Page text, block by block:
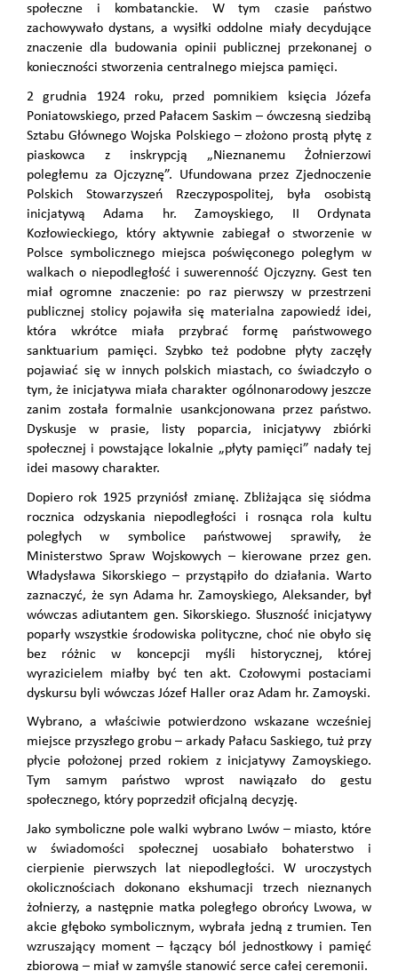
społeczne i kombatanckie. W tym czasie państwo
zachowywało dystans, a wysiłki oddolne miały decydujące
znaczenie dla budowania opinii publicznej przekonanej o
konieczności stworzenia centralnego miejsca pamięci.
2 grudnia 1924 roku, przed pomnikiem księcia Józefa
Poniatowskiego, przed Pałacem Saskim – ówczesną siedzibą
Sztabu Głównego Wojska Polskiego – złożono prostą płytę z
piaskowca z inskrypcją „Nieznanemu Żołnierzowi
poległemu za Ojczyznę”. Ufundowana przez Zjednoczenie
Polskich Stowarzyszeń Rzeczypospolitej, była osobistą
inicjatywą Adama hr. Zamoyskiego, II Ordynata
Kozłowieckiego, który aktywnie zabiegał o stworzenie w
Polsce symbolicznego miejsca poświęconego poległym w
walkach o niepodległość i suwerenność Ojczyzny. Gest ten
miał ogromne znaczenie: po raz pierwszy w przestrzeni
publicznej stolicy pojawiła się materialna zapowiedź idei,
która wkrótce miała przybrać formę państwowego
sanktuarium pamięci. Szybko też podobne płyty zaczęły
pojawiać się w innych polskich miastach, co świadczyło o
tym, że inicjatywa miała charakter ogólnonarodowy jeszcze
zanim została formalnie usankcjonowana przez państwo.
Dyskusje w prasie, listy poparcia, inicjatywy zbiórki
społecznej i powstające lokalnie „płyty pamięci” nadały tej
idei masowy charakter.
Dopiero rok 1925 przyniósł zmianę. Zbliżająca się siódma
rocznica odzyskania niepodległości i rosnąca rola kultu
poległych w symbolice państwowej sprawiły, że
Ministerstwo Spraw Wojskowych – kierowane przez gen.
Władysława Sikorskiego – przystąpiło do działania. Warto
zaznaczyć, że syn Adama hr. Zamoyskiego, Aleksander, był
wówczas adiutantem gen. Sikorskiego. Słuszność inicjatywy
poparły wszystkie środowiska polityczne, choć nie obyło się
bez różnic w koncepcji myśli historycznej, której
wyrazicielem miałby być ten akt. Czołowymi postaciami
dyskursu byli wówczas Józef Haller oraz Adam hr. Zamoyski.
Wybrano, a właściwie potwierdzono wskazane wcześniej
miejsce przyszłego grobu – arkady Pałacu Saskiego, tuż przy
płycie położonej przed rokiem z inicjatywy Zamoyskiego.
Tym samym państwo wprost nawiązało do gestu
społecznego, który poprzedził oficjalną decyzję.
Jako symboliczne pole walki wybrano Lwów – miasto, które
w świadomości społecznej uosabiało bohaterstwo i
cierpienie pierwszych lat niepodległości. W uroczystych
okolicznościach dokonano ekshumacji trzech nieznanych
żołnierzy, a następnie matka poległego obrońcy Lwowa, w
akcie głęboko symbolicznym, wybrała jedną z trumien. Ten
wzruszający moment – łączący ból jednostkowy i pamięć
zbiorową – miał w zamyśle stanowić serce całej ceremonii.